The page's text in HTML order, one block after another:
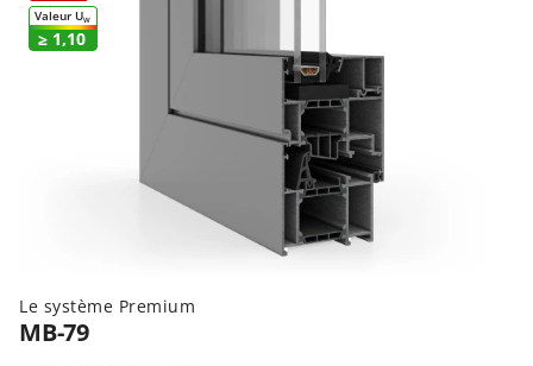
Valeur UW
≥ 1,10
Le système Premium
MB-79